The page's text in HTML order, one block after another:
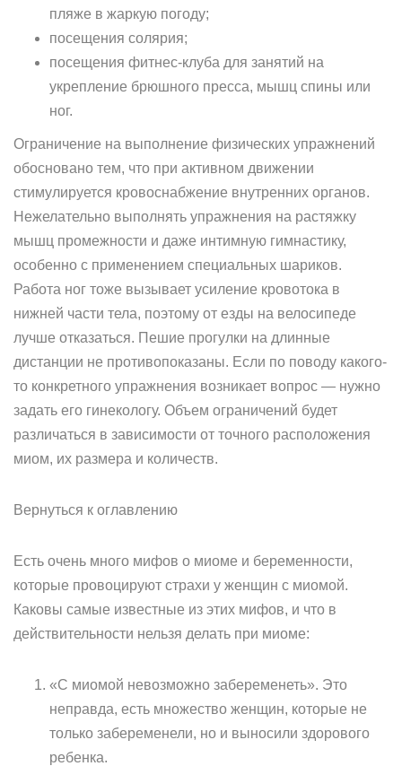
пляже в жаркую погоду;
посещения солярия;
посещения фитнес-клуба для занятий на
укрепление брюшного пресса, мышц спины или
ног.
Ограничение на выполнение физических упражнений
обосновано тем, что при активном движении
стимулируется кровоснабжение внутренних органов.
Нежелательно выполнять упражнения на растяжку
мышц промежности и даже интимную гимнастику,
особенно с применением специальных шариков.
Работа ног тоже вызывает усиление кровотока в
нижней части тела, поэтому от езды на велосипеде
лучше отказаться. Пешие прогулки на длинные
дистанции не противопоказаны. Если по поводу какого-
то конкретного упражнения возникает вопрос — нужно
задать его гинекологу. Объем ограничений будет
различаться в зависимости от точного расположения
миом, их размера и количеств.
Вернуться к оглавлению
Есть очень много мифов о миоме и беременности,
которые провоцируют страхи у женщин с миомой.
Каковы самые известные из этих мифов, и что в
действительности нельзя делать при миоме:
«С миомой невозможно забеременеть». Это
неправда, есть множество женщин, которые не
только забеременели, но и выносили здорового
ребенка.